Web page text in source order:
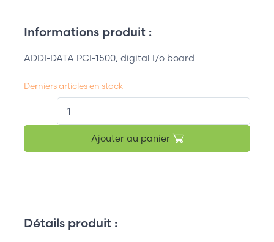
Informations produit :
ADDI-DATA PCI-1500, digital I/o board
Derniers articles en stock
Ajouter au panier
Détails produit :